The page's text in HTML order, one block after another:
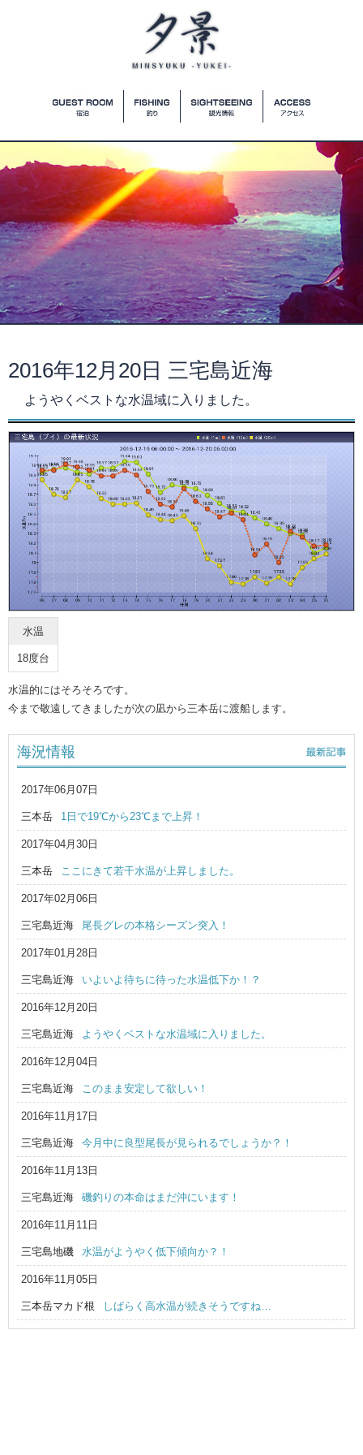
2016年12月20日 三宅島近海
ようやくベストな水温域に入りました。
水温
18度台
水温的にはそろそろです。
今まで敬遠してきましたが次の凪から三本岳に渡船します。
海況情報
2017年06月07日
三本岳 1日で19℃から23℃まで上昇！
2017年04月30日
三本岳 ここにきて若干水温が上昇しました。
2017年02月06日
三宅島近海 尾長グレの本格シーズン突入！
2017年01月28日
三宅島近海 いよいよ待ちに待った水温低下か！？
2016年12月20日
三宅島近海 ようやくベストな水温域に入りました。
2016年12月04日
三宅島近海 このまま安定して欲しい！
2016年11月17日
三宅島近海 今月中に良型尾長が見られるでしょうか？！
2016年11月13日
三宅島近海 磯釣りの本命はまだ沖にいます！
2016年11月11日
三宅島地磯 水温がようやく低下傾向か？！
2016年11月05日
三本岳マカド根 しばらく高水温が続きそうですね…